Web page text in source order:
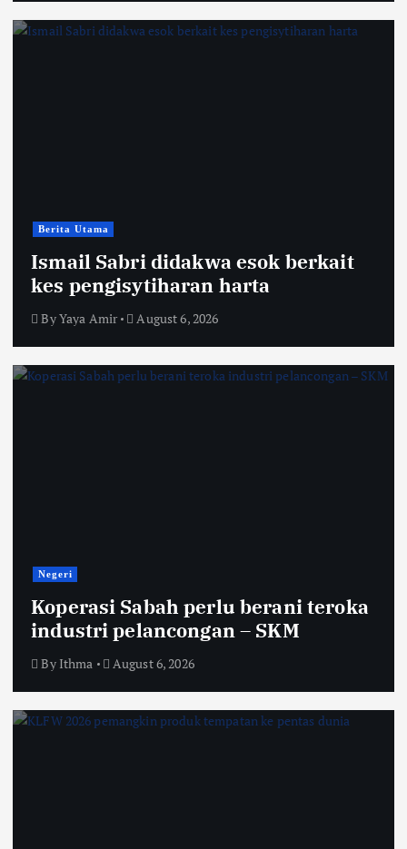
Berita Utama
Ismail Sabri didakwa esok berkait
kes pengisytiharan harta
ByYaya Amir August 6, 2026
Negeri
Koperasi Sabah perlu berani teroka
industri pelancongan – SKM
By Ithma August 6, 2026